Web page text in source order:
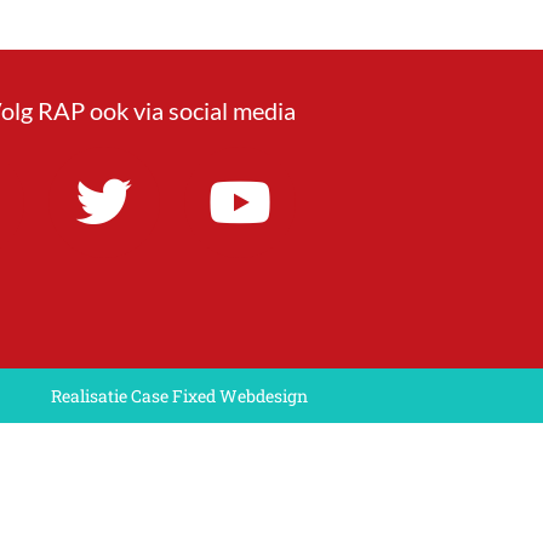
RAP ook via social media
Realisatie Case Fixed Webdesign